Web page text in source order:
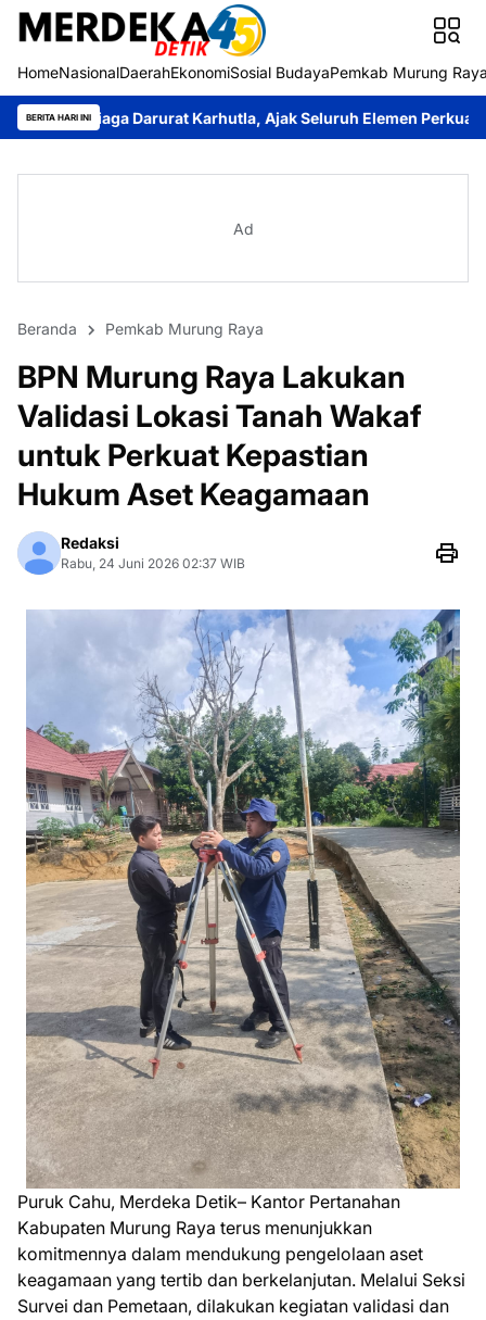
HomeNasionalDaerahEkonomiSosial BudayaPemkab Murung
BERITA HARI INI
Karhutla, Ajak Seluruh Elemen Perkuat Pencegahan
Ad
Beranda Pemkab Murung Raya
BPN Murung Raya Lakukan
Validasi Lokasi Tanah Wakaf
untuk Perkuat Kepastian
Hukum Aset Keagamaan
Redaksi
Rabu, 24 Juni 2026 02:37 WIB
Puruk Cahu, Merdeka Detik– Kantor Pertanahan
Kabupaten Murung Raya terus menunjukkan
komitmennya dalam mendukung pengelolaan aset
keagamaan yang tertib dan berkelanjutan. Melalui Seksi
Survei dan Pemetaan, dilakukan kegiatan validasi dan